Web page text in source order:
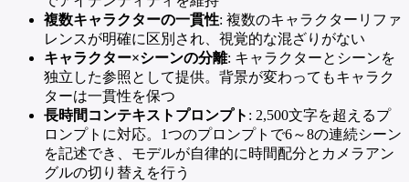
複数キャラクターの一貫性: 複数のキャラクターリファ
レンスが明確に区別され、視覚的な混ざりがない
キャラクター×シーンの分離: キャラクターとシーンを
独立した参照として提供。背景が変わってもキャラク
ターは一貫性を保つ
長時間コンテキストプロンプト : 2,500文字を超えるプ
ロンプトに対応。1つのプロンプトで6～8の連続シーン
を記述でき、モデルが自律的に時間配分とカメラアン
グルの切り替えを行う